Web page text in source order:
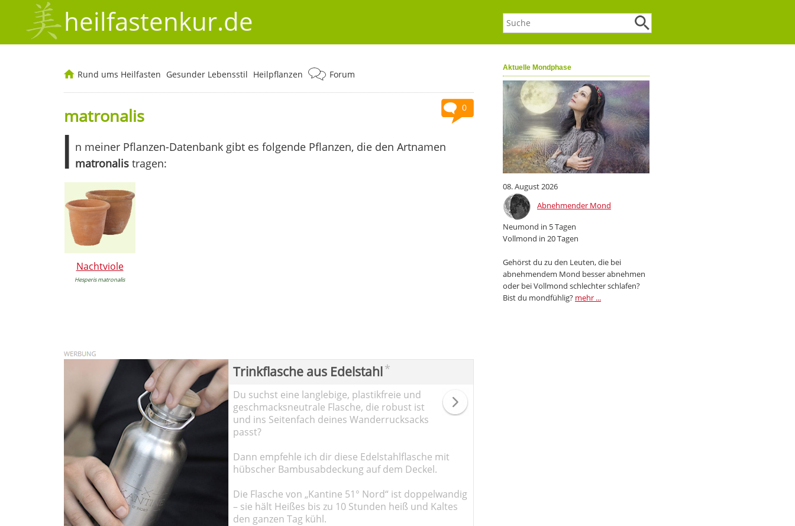
heilfastenkur.de
Aktuelle Mondphase
08. August 2026
Abnehmender Mond
Neumond in 5 Tagen
Vollmond in 20 Tagen
Gehörst du zu den Leuten, die bei
abnehmendem Mond besser abnehmen
oder bei Vollmond schlechter schlafen?
Bist du mondfühlig? mehr ...
Rund ums Heilfasten Gesunder Lebensstil Heilpflanzen Forum
0
matronalis
I n meiner Pflanzen-Datenbank gibt es folgende Pflanzen, die den Artnamen
matronalistragen:
Nachtviole
Hesperis matronalis
Trinkflasche aus Edelstahl*
Du suchst eine langlebige, plastikfreie und
geschmacksneutrale Flasche, die robust ist
und ins Seitenfach deines Wanderrucksacks
passt?
Dann empfehle ich dir diese Edelstahlflasche mit
hübscher Bambusabdeckung auf dem Deckel.
Die Flasche von „Kantine 51° Nord“ ist doppelwandig
– sie hält Heißes bis zu 10 Stunden heiß und Kaltes
den ganzen Tag kühl.